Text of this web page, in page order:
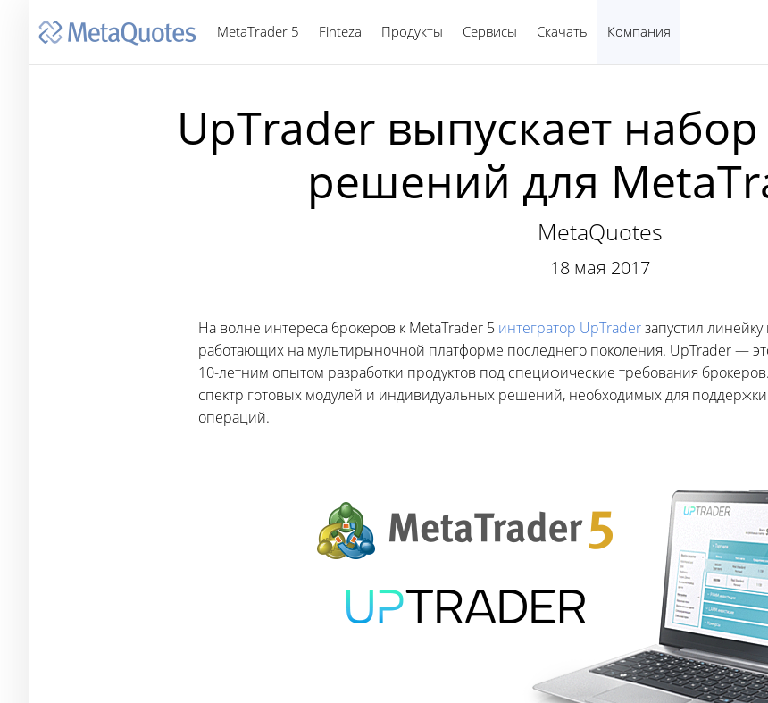
MetaTrader 5 Finteza Продукты Сервисы Скачать Компания
UpTrader выпускает
решений для
MetaQuotes
18 мая 2017
На волне интереса брокеров к MetaTrader 5 интегратор UpTraderзапустил
работающих на мультирыночной платформе последнего поколения. UpTrader —
10-летним опытом разработки продуктов под специфические требования
спектр готовых модулей и индивидуальных решений, необходимых для
операций.